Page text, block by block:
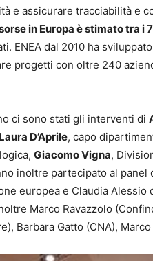
e assicurare tracciabilità e
in Europa è stimato tra i
ENEA dal 2010 ha
progetti con oltre 240
ci sono stati gli interventi di
Laura D’Aprile, capo
Giacomo Vigna,
inoltre partecipato al panel
europea e Claudia Alessio
Marco Ravazzolo
Barbara Gatto (CNA),